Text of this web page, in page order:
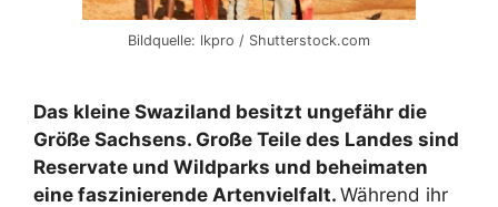
Bildquelle: lkpro / Shutterstock.com
Das kleine Swaziland besitzt ungefähr die
Größe Sachsens. Große Teile des Landes sind
Reservate und Wildparks und beheimaten
eine faszinierende Artenvielfalt. Während ihr